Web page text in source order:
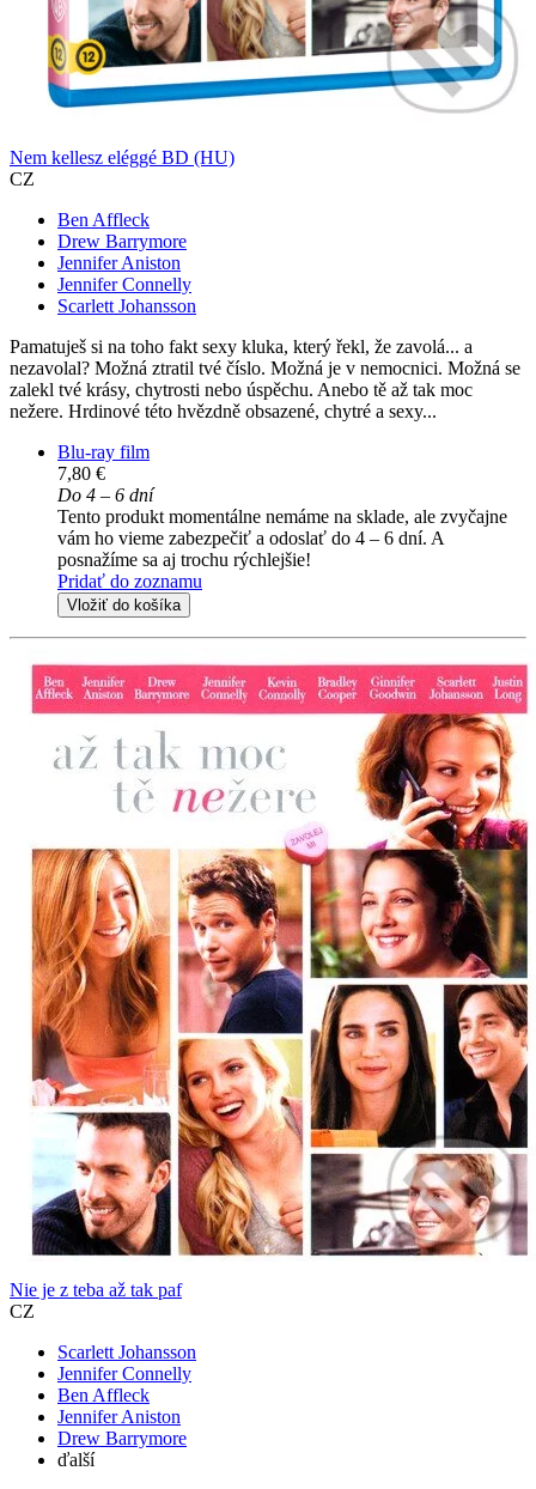
Nem kellesz eléggé BD (HU)
CZ
Ben Affleck
Drew Barrymore
Jennifer Aniston
Jennifer Connelly
Scarlett Johansson
Pamatuješ si na toho fakt sexy kluka, který řekl, že zavolá... a
nezavolal? Možná ztratil tvé číslo. Možná je v nemocnici. Možná se
zalekl tvé krásy, chytrosti nebo úspěchu. Anebo tě až tak moc
nežere. Hrdinové této hvězdně obsazené, chytré a sexy...
Blu-ray film
7,80 €
Do 4 – 6 dní
Tento produkt momentálne nemáme na sklade, ale zvyčajne
vám ho vieme zabezpečiť a odoslať do 4 – 6 dní. A
posnažíme sa aj trochu rýchlejšie!
Pridať do zoznamu
Vložiť do košíka
Nie je z teba až tak paf
CZ
Scarlett Johansson
Jennifer Connelly
Ben Affleck
Jennifer Aniston
Drew Barrymore
ďalší